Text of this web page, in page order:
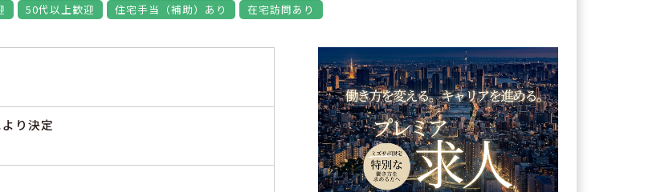
50代以上歓迎 住宅手当（補助）あり 在宅訪問あり
り決定